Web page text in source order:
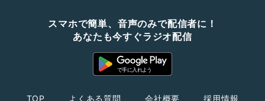
スマホで簡単、音声のみで配信者に！
あなたも今すぐラジオ配信
TOP よくある質問 会社概要 採用情報